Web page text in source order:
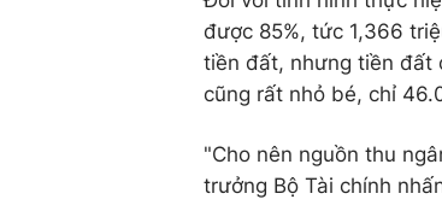
được 85%, tức 1,366
tiền đất, nhưng tiền đất
cũng rất nhỏ bé, chỉ
"Cho nên nguồn thu
trưởng Bộ Tài chính